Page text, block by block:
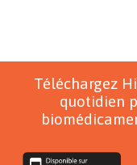
Téléchargez
quotidien